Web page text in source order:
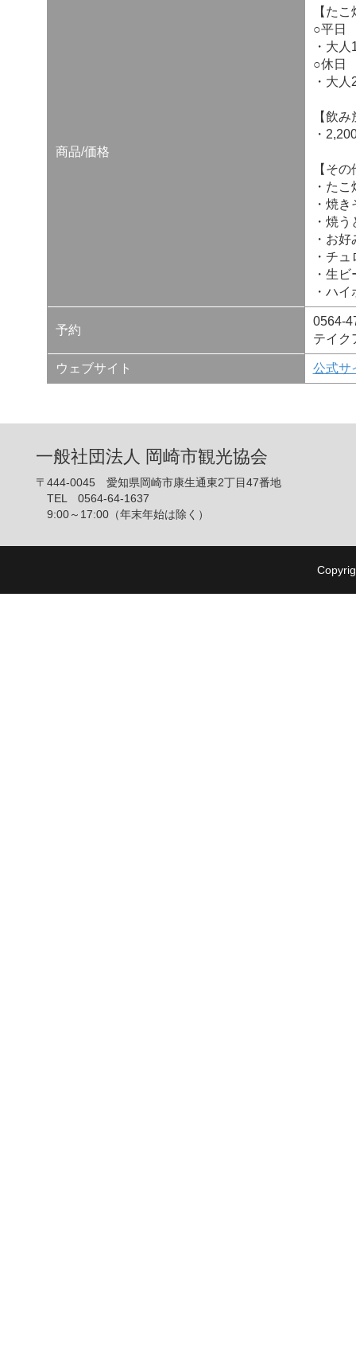
商品/価格
【た
○平日
・大
○休日
・大
【飲
・
【そ
・た
・焼
・焼
・お
・チ
・生
・ハ
予約
0564-
テイク
ウェブサイト 公式サ
一般社団法人 岡崎市観光協会
〒444-0045 愛知県岡崎市康生通東2丁目47番地
TEL 0564-64-1637
9:00～17:00（年末年始は除く）